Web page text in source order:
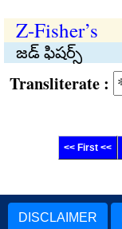
Z-Fisher’s
జడ్ ఫిషర్స్
:
<< First <<
DISCLAIMER